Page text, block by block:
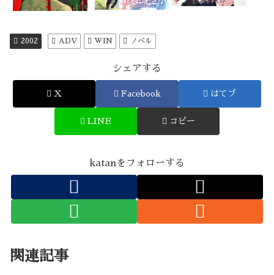
2002 ADV WIN ノベル
シェアする
X Facebook はてブ
LINE コピー
katanをフォローする
関連記事